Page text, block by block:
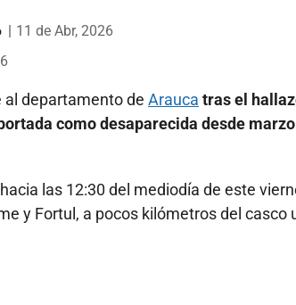
11 de Abr, 2026
al departamento de Arauca tras el
como desaparecida desde marzo
las 12:30 del mediodía de este
y Fortul, a pocos kilómetros del casco